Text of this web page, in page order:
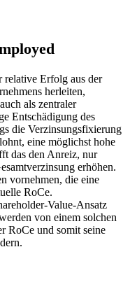
relative Erfolg aus der
herleiten,
als zentraler
Entschädigung des
die Verzinsungsfixierung
eine möglichst hohe
das den Anreiz, nur
erhöhen.
vornehmen, die eine
RoCe.
Value-Ansatz
von einem solchen
RoCe und somit seine